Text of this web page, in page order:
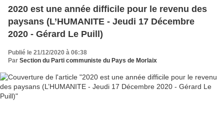
2020 est une année difficile pour le revenu des
paysans (L’HUMANITE - Jeudi 17 Décembre
2020 - Gérard Le Puill)
Publié le 21/12/2020 à 06:38
Par Section du Parti communiste du Pays de Morlaix